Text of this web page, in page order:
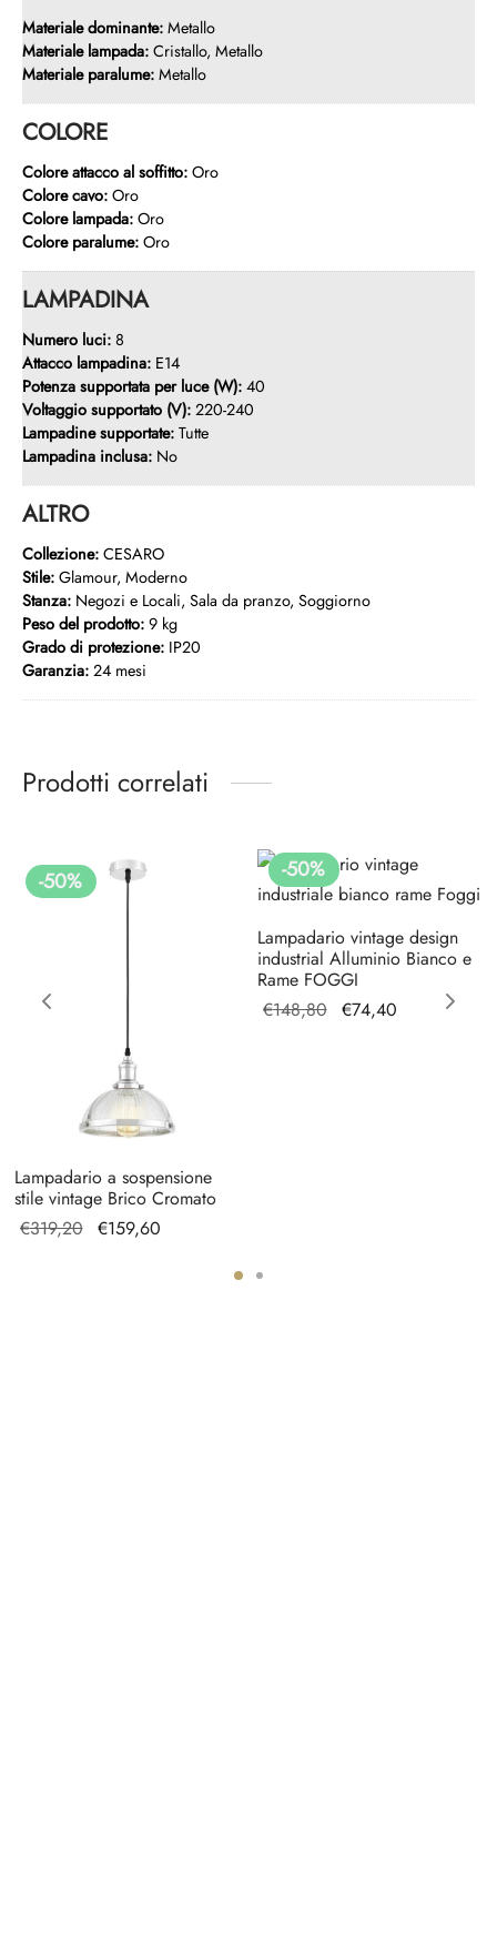
Materiale dominante: Metallo
Materiale lampada: Cristallo, Metallo
Materiale paralume: Metallo
COLORE
Colore attacco al soffitto: Oro
Colore cavo: Oro
Colore lampada: Oro
Colore paralume: Oro
LAMPADINA
Numero luci: 8
Attacco lampadina: E14
Potenza supportata per luce (W): 40
Voltaggio supportato (V): 220-240
Lampadine supportate: Tutte
Lampadina inclusa: No
ALTRO
Collezione: CESARO
Stile: Glamour, Moderno
Stanza: Negozi e Locali, Sala da pranzo, Soggiorno
Peso del prodotto: 9 kg
Grado di protezione: IP20
Garanzia: 24 mesi
Prodotti correlati
-50%
Lampadario a sospensione
stile vintage Brico Cromato
€319,20 Il prezzo
€159,60
-50%
Lampadario vintage design
industrial Alluminio Bianco e
Rame FOGGI
€148,80 Il prezzo
€74,40